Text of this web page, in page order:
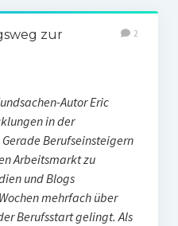
zur
2
Autor Eric
in der
Berufseinsteigern
Arbeitsmarkt zu
und Blogs
mehrfach über
Berufsstart gelingt. Als